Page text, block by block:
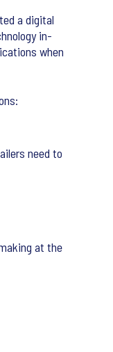
a digital
in-
when
need to
at the